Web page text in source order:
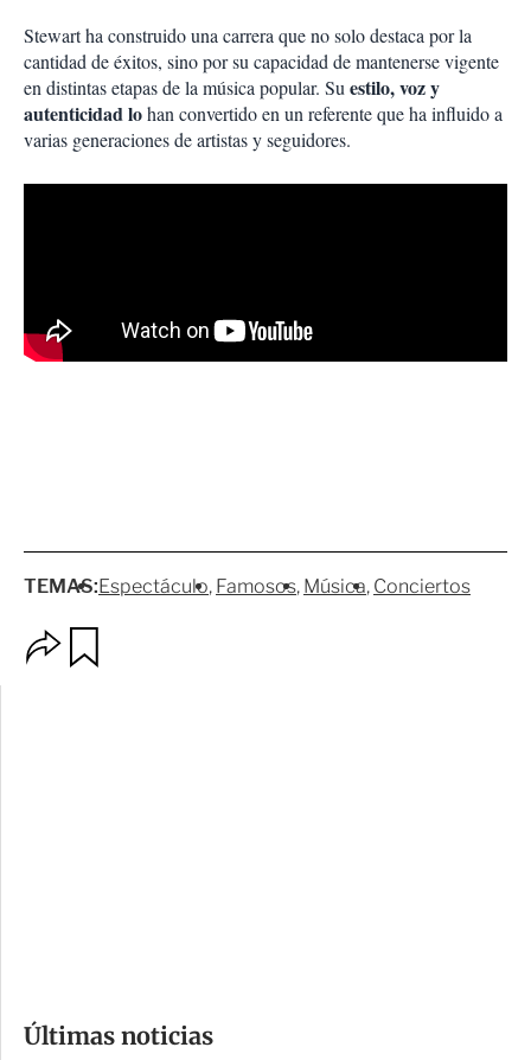
Stewart ha construido una carrera que no solo destaca por la
cantidad de éxitos, sino por su capacidad de mantenerse vigente
en distintas etapas de la música popular. Suestilo, voz y
autenticidad lohan convertido en un referente que ha influido a
varias generaciones de artistas y seguidores.
TEMAS:Espectáculo Famosos Música Conciertos
p
m
Últimas noticias